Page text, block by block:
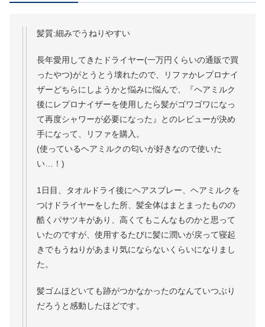
髪質:細みでうねりやすい
長年愛用してきたドライヤー(一万円くらいの通販で買
ったやつ)がとうとう壊れたので、リファかレプロナイ
ザーどちらにしようかと悩みに悩んで、『ヘアミルク
後にレプロナイザーを使用したら髪がゴワゴワになっ
て再度シャワーが必要になった』とのレビューが決め
手になって、リファを購入。
(使っているヘアミルクの匂いが好きなので使いた
い…！)
1日目、タオルドライ後にヘアスプレー、ヘアミルクを
つけドライヤーをした所、髪全体はまとまったものの
酷くパサツキがあり、高くてもこんなものかと思って
いたのですが、使用するたびに髪に潤いが戻って寝起
きでもうねりがあまり気にならないくらいになりまし
た。
髪ゴムほどいても跡がつかなかったのなんていつぶり
だろうと感動したほどです。